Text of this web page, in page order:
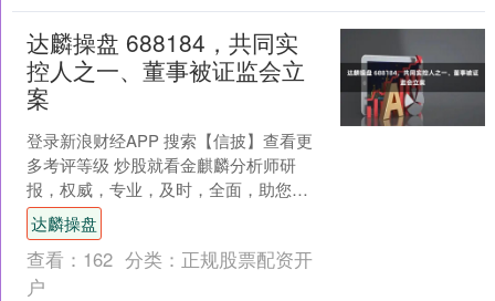
达麟操盘 688184，共同实
控人之一、董事被证监会立
案
登录新浪财经APP 搜索【信披】查看更
多考评等级 炒股就看金麒麟分析师研
报，权威，专业，及时，全面，助您挖
掘潜力主题机会！ 9月7日，ST帕瓦（维
权）（6881....
达麟操盘
查看： 162 分类： 正规股票配资开
户